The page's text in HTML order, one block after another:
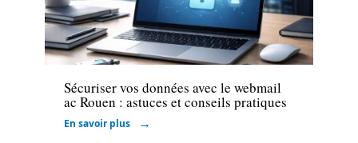
Marketing
Sécuriser vos données avec le webmail
ac Rouen : astuces et conseils pratiques
En savoir plus